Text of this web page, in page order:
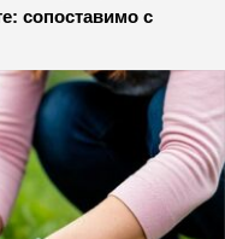
сопоставимо с